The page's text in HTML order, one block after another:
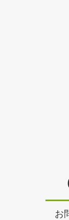
お